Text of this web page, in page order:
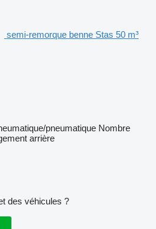
semi-remorque benne Stas 50 m³
pneumatique Nombre
arrière
des véhicules ?